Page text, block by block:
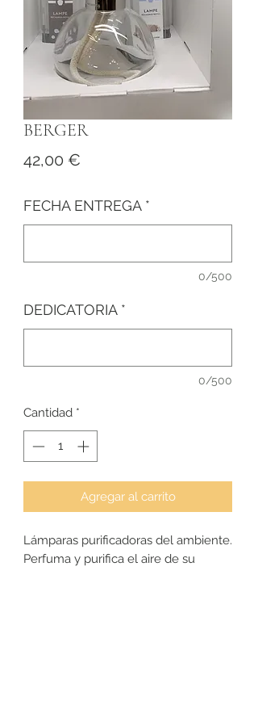
BERGER
42,00 €
FECHA ENTREGA *
0/500
DEDICATORIA *
0/500
Cantidad *
Agregar al carrito
Lámparas purificadoras del ambiente.
Perfuma y purifica el aire de su